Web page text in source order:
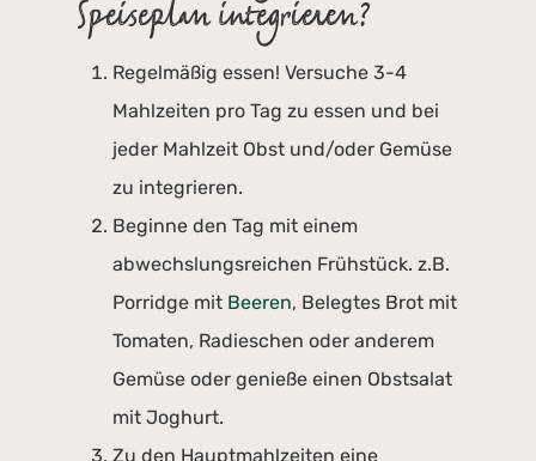
Speiseplan integrieren?
Regelmäßig essen! Versuche 3-4
Mahlzeiten pro Tag zu essen und bei
jeder Mahlzeit Obst und/oder Gemüse
zu integrieren.
Beginne den Tag mit einem
abwechslungsreichen Frühstück. z.B.
Porridge mit Beeren, Belegtes Brot mit
Tomaten, Radieschen oder anderem
Gemüse oder genieße einen Obstsalat
mit Joghurt.
Zu den Hauptmahlzeiten eine